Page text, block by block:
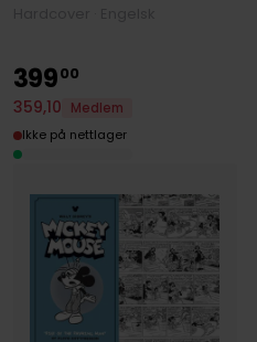
39900
359,10
Medlem
Ikke på nettlager